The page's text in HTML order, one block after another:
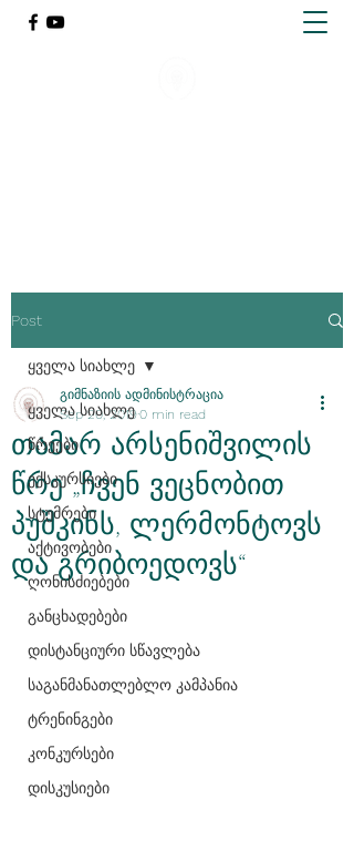
Post
ყველა სიახლე
წრეები
ექსკურსიები
სტუმრები
აქტივობები
ღონისძიებები
განცხადებები
დისტანციური სწავლება
საგანმანათლებლო კამპანია
ტრენინგები
კონკურსები
დისკუსიები
ყველა სიახლე
თამარ არსენიშვილის
წრე „ჩვენ ვეცნობით
პუშკინს, ლერმონტოვს
და გრიბოედოვს“
გიმნაზიის ადმინისტრაცია
Sep 20, 20190 min read